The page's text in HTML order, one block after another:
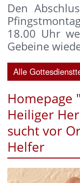
Den
18.00 Uhr
Gebeine
Alle
Homepage
Heiliger
sucht vor
Helfer